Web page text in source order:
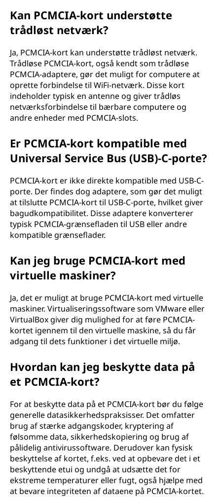
Kan PCMCIA-kort understøtte
trådløst netværk?
Ja, PCMCIA-kort kan understøtte trådløst netværk.
Trådløse PCMCIA-kort, også kendt som trådløse
PCMCIA-adaptere, gør det muligt for computere at
oprette forbindelse til WiFi-netværk. Disse kort
indeholder typisk en antenne og giver trådløs
netværksforbindelse til bærbare computere og
andre enheder med PCMCIA-slots.
Er PCMCIA-kort kompatible med
Universal Service Bus (USB)-C-porte?
PCMCIA-kort er ikke direkte kompatible med USB-C-
porte. Der findes dog adaptere, som gør det muligt
at tilslutte PCMCIA-kort til USB-C-porte, hvilket giver
bagudkompatibilitet. Disse adaptere konverterer
typisk PCMCIA-grænsefladen til USB eller andre
kompatible grænseflader.
Kan jeg bruge PCMCIA-kort med
virtuelle maskiner?
Ja, det er muligt at bruge PCMCIA-kort med virtuelle
maskiner. Virtualiseringssoftware som VMware eller
VirtualBox giver dig mulighed for at føre PCMCIA-
kortet igennem til den virtuelle maskine, så du får
adgang til dets funktioner i det virtuelle miljø.
Hvordan kan jeg beskytte data på
et PCMCIA-kort?
For at beskytte data på et PCMCIA-kort bør du følge
generelle datasikkerhedspraksisser. Det omfatter
brug af stærke adgangskoder, kryptering af
følsomme data, sikkerhedskopiering og brug af
pålidelig antivirussoftware. Derudover kan fysisk
beskyttelse af kortet, f.eks. ved at opbevare det i et
beskyttende etui og undgå at udsætte det for
ekstreme temperaturer eller fugt, også hjælpe med
at bevare integriteten af dataene på PCMCIA-kortet.